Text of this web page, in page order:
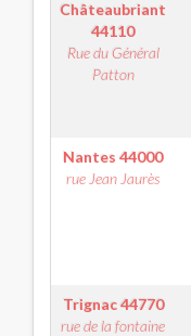
Châteaubriant
44110
Rue du Général
Patton
Nantes 44000
rue Jean Jaurès
Trignac44770
rue de la fontaine